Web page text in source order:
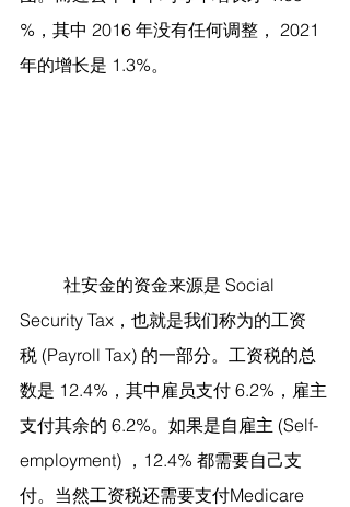
%，其中 2016 年没有任何调整， 2021
年的增长是 1.3%。
Security Tax，也就是我们称为的工资
税 (Payroll Tax) 的一部分。工资税的总
数是 12.4%，其中雇员支付 6.2%，雇主
支付其余的 6.2%。如果是自雇主 (Self-
employment) ，12.4% 都需要自己支
付。当然工资税还需要支付Medicare